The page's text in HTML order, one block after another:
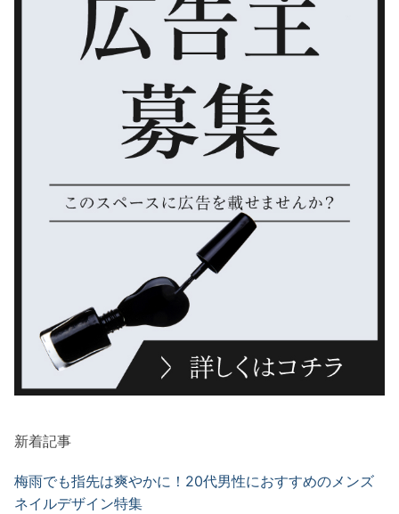
新着記事
梅雨でも指先は爽やかに！20代男性におすすめのメンズ
ネイルデザイン特集